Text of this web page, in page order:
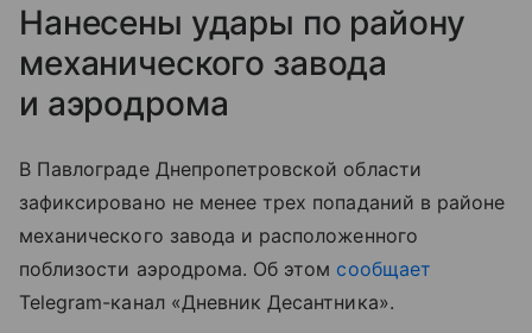
Нанесены удары по району
механического завода
и аэродрома
В Павлограде Днепропетровской области
зафиксировано не менее трех попаданий в районе
механического завода и расположенного
поблизости аэродрома. Об этом сообщает
Telegram-канал «Дневник Десантника».